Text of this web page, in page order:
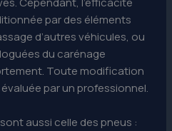
par des éléments
d’autres véhicules, ou
du carénage
Toute modification
par un professionnel.
aussi celle des pneus :